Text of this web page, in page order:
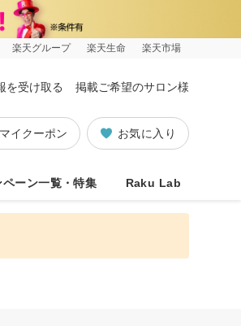
楽天グループ 楽天生命 楽天市場
を受け取る 掲載ご希望のサロン様
お気に入り
マイクーポン
ペーン一覧・特集 Raku Lab